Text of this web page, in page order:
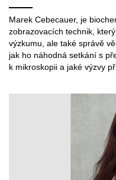
Marek Cebecauer, je
zobrazovacích technik,
výzkumu, ale také správě
jak ho náhodná setkání s
k mikroskopii a jaké výzvy